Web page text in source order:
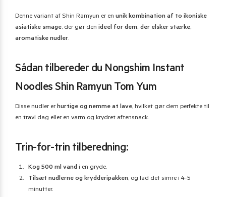
Denne variant af Shin Ramyun er en unik kombination af to ikoniske
asiatiske smage, der gør den ideel for dem, der elsker stærke,
aromatiske nudler.
Sådan tilbereder du Nongshim Instant
Noodles Shin Ramyun Tom Yum
Disse nudler er hurtige og nemme at lave, hvilket gør dem perfekte til
en travl dag eller en varm og krydret aftensnack.
Trin-for-trin tilberedning:
Kog 500 ml vand i en gryde.
Tilsæt nudlerne og krydderipakken, og lad det simre i 4-5
minutter.